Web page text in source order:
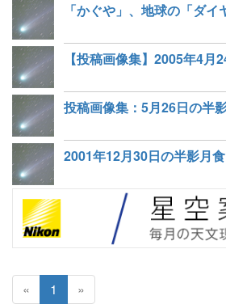
【投稿画像集】2005年4月
投稿画像集：5月26日の半
2001年12月30日の半影月
« 1 »